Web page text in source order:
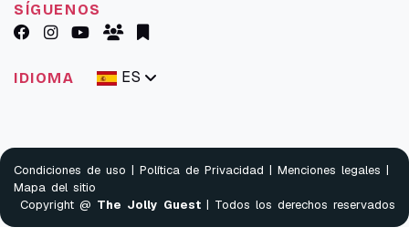
SÍGUENOS
IDIOMA ES
Condiciones de uso Política de Privacidad Menciones legales
Mapa del sitio
Copyright @ The Jolly Guest | Todos los derechos reservados